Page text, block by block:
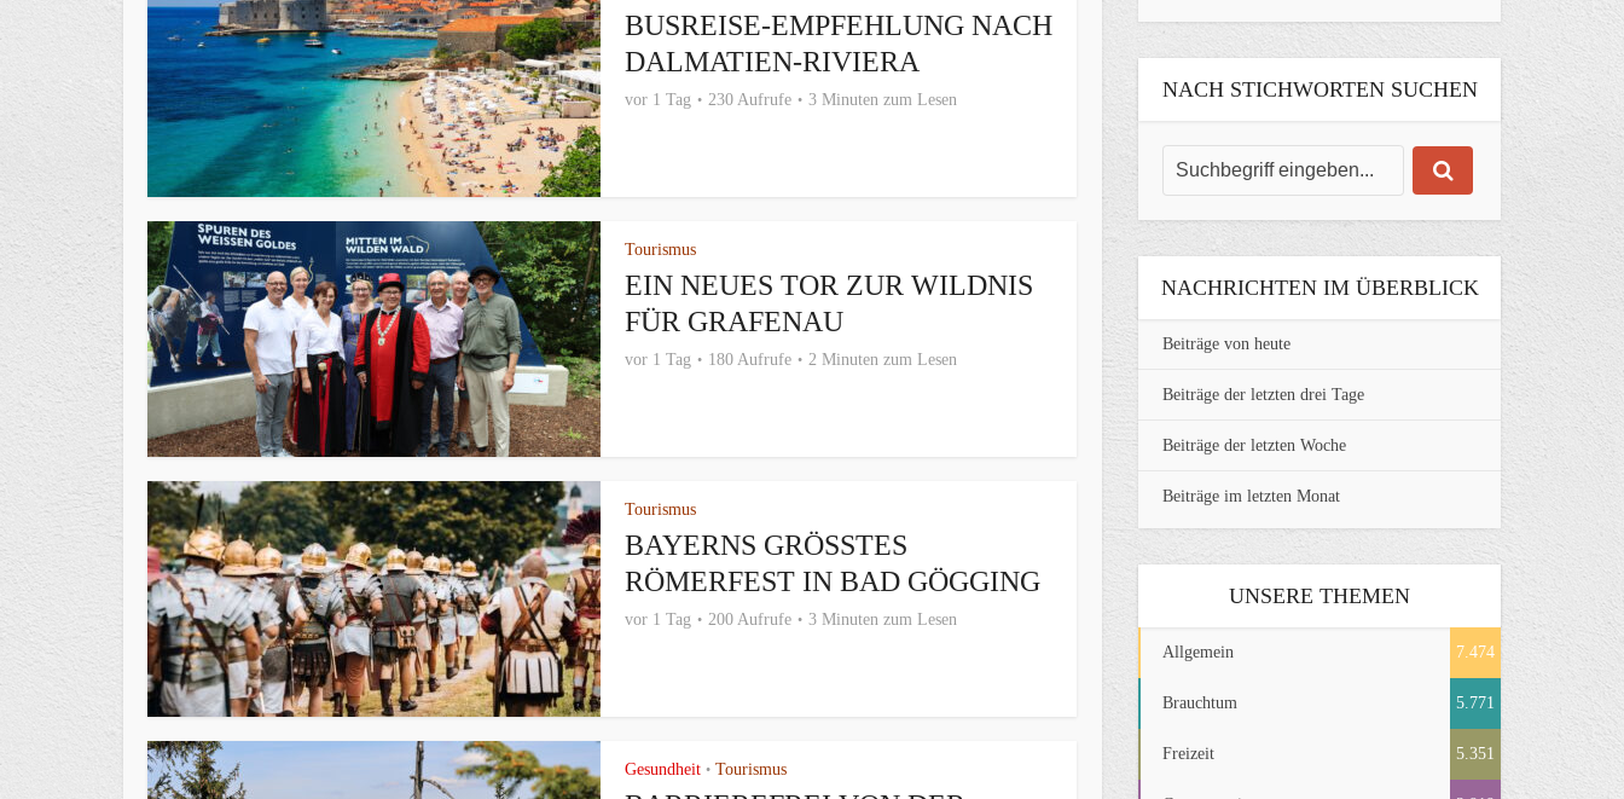
BUSREISE-EMPFEHLUNG NACH
DALMATIEN-RIVIERA
vor 1 Tag 230 Aufrufe 3 Minuten zum Lesen
Tourismus
EIN NEUES TOR ZUR WILDNIS
FÜR GRAFENAU
vor 1 Tag 180 Aufrufe 2 Minuten zum Lesen
Tourismus
BAYERNS GRÖSSTES R
ÖMERFEST IN BAD GÖGGING
vor 1 Tag 200 Aufrufe 3 Minuten zum Lesen
Gesundheit • Tourismus
NACH STICHWORTEN SUCHEN
NACHRICHTEN IM ÜBERBLICK
Beiträge von heute
Beiträge der letzten drei Tage
Beiträge der letzten Woche
Beiträge im letzten Monat
UNSERE THEMEN
Allgemein 7.474
Brauchtum 5.771
Freizeit 5.351